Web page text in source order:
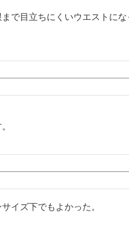
で目立ちにくいウエストに
イズ下でもよかった。